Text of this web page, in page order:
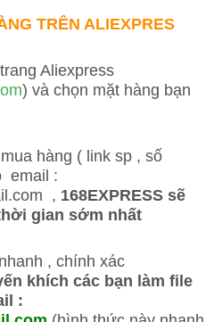
TRÊN ALIEXPRES
Aliexpress
) và chọn mặt hàng bạn
hàng ( link sp , số
email :
, 168EXPRESS sẽ
gian sớm nhất
, chính xác
khích các bạn làm file
: